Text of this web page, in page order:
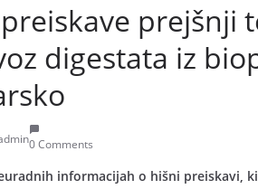
prejšnji
digestata iz
0 Comments
informacijah o hišni preiskavi,